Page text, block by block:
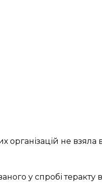
організацій не
у спробі